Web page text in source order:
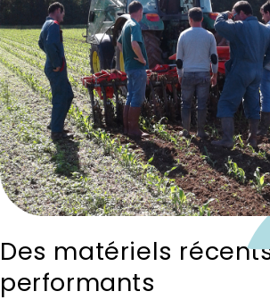
Des matériels
performants